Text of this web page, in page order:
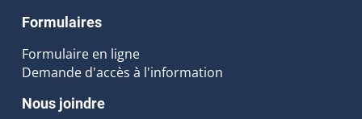
Formulaires
Formulaire en ligne
Demande d'accès à l'information
Nous joindre